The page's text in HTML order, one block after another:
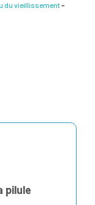
du vieillissement–
pilule